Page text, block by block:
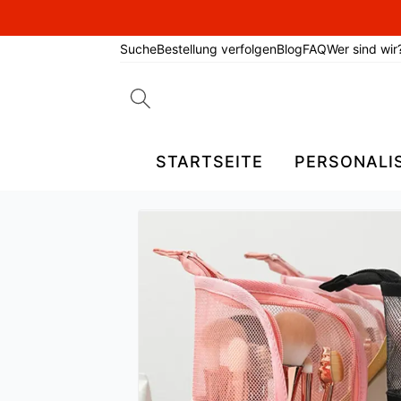
SucheBestellung verfolgenBlogFAQWer sind
STARTSEITE